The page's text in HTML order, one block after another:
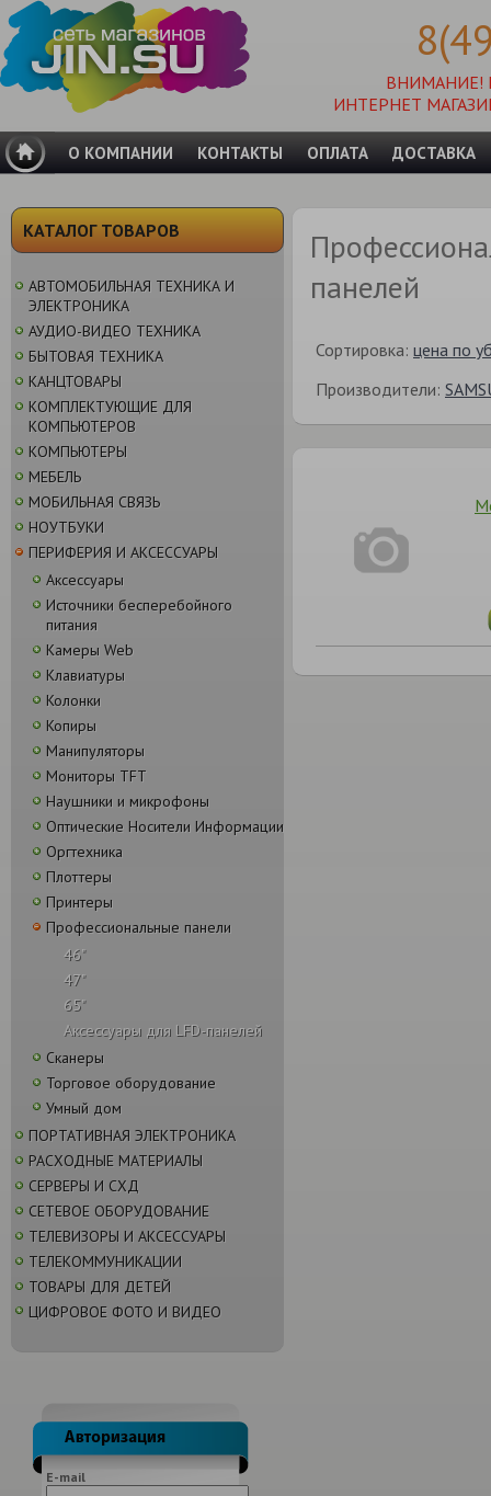
ВНИМАНИЕ!
ИНТЕРНЕТ
О КОМПАНИИ КОНТАКТЫ ОПЛАТА ДОСТАВКА
КАТАЛОГ ТОВАРОВ
АВТОМОБИЛЬНАЯ ТЕХНИКА И
ЭЛЕКТРОНИКА
АУДИО-ВИДЕО ТЕХНИКА
БЫТОВАЯ ТЕХНИКА
КАНЦТОВАРЫ
КОМПЛЕКТУЮЩИЕ ДЛЯ
КОМПЬЮТЕРОВ
КОМПЬЮТЕРЫ
МЕБЕЛЬ
МОБИЛЬНАЯ СВЯЗЬ
НОУТБУКИ
ПЕРИФЕРИЯ И АКСЕССУАРЫ
Аксессуары
Источники бесперебойного
питания
Камеры Web
Клавиатуры
Колонки
Копиры
Манипуляторы
Мониторы TFT
Наушники и микрофоны
Оптические Носители Информации
Оргтехника
Плоттеры
Принтеры
Профессиональные панели
46"
47"
65"
Аксессуары для LFD-панелей
Сканеры
Торговое оборудование
Умный дом
ПОРТАТИВНАЯ ЭЛЕКТРОНИКА
РАСХОДНЫЕ МАТЕРИАЛЫ
СЕРВЕРЫ И СХД
СЕТЕВОЕ ОБОРУДОВАНИЕ
ТЕЛЕВИЗОРЫ И АКСЕССУАРЫ
ТЕЛЕКОММУНИКАЦИИ
ТОВАРЫ ДЛЯ ДЕТЕЙ
ЦИФРОВОЕ ФОТО И ВИДЕО
E-mail
панелей
Сортировка: цена по
Производители: